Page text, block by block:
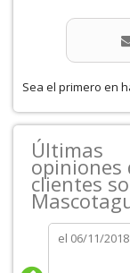
Sea el primero en
Últimas
opiniones
clientes
el 06/11/2018